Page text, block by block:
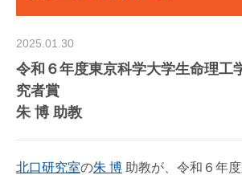
2025.01.30
令和６年度東京科学大学生命理工
究者賞
朱 博 助教
北口研究室の朱 博 助教が、令和６年